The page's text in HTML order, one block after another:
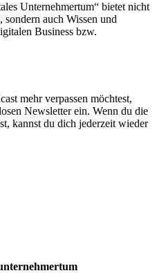
Unternehmertum“ bietet nicht
sondern auch Wissen und
Business bzw.
mehr verpassen möchtest,
Newsletter ein. Wenn du die
kannst du dich jederzeit wieder